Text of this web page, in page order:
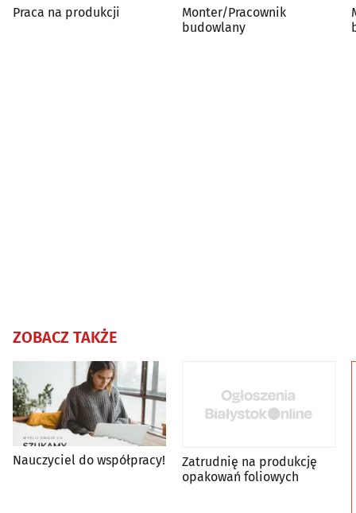
Praca na produkcji
Monter/Pracownik
budowlany
ZOBACZ TAKŻE
Nauczyciel do współpracy!
Zatrudnię na produkcję
opakowań foliowych